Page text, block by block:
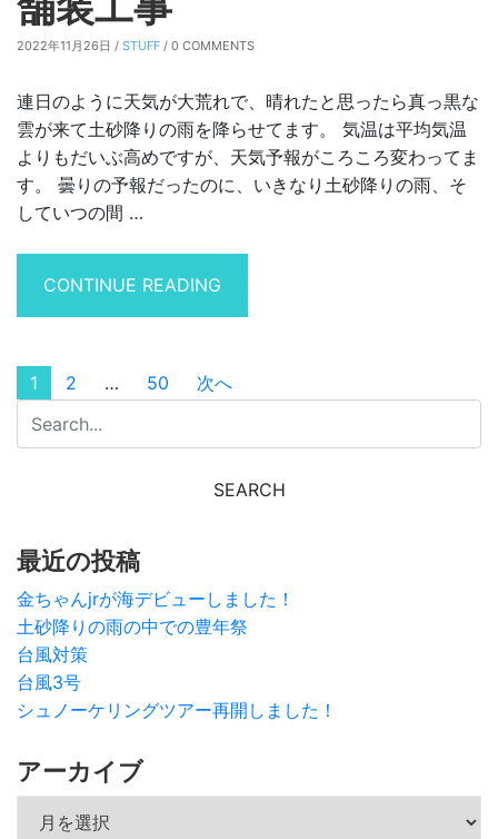
2022年11月26日 / STUFF / 0 COMMENTS
連日のように天気が大荒れで、晴れたと思ったら真っ黒な
雲が来て土砂降りの雨を降らせてます。 気温は平均気温
よりもだいぶ高めですが、天気予報がころころ変わってま
す。 曇りの予報だったのに、いきなり土砂降りの雨、そ
していつの間 …
CONTINUE READING
投稿のページ送り
1 2 … 50 次へ
最近の投稿
金ちゃんjrが海デビューしました！
土砂降りの雨の中での豊年祭
台風対策
台風3号
シュノーケリングツアー再開しました！
アーカイブ